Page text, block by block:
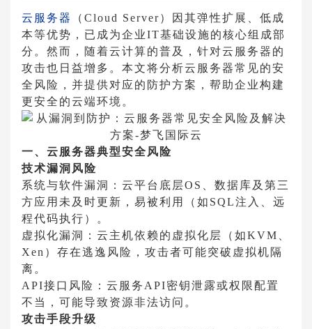
云服务器
（Cloud Server）因其弹性扩展、低成
本等优势，已成为企业IT基础设施的核心组成部
分。然而，随着云计算的普及，针对云服务器的
攻击也日益增多。本文将分析云服务器常见的安
全风险，并提供对应的防护方案，帮助企业构建
更安全的云端环境。
一、云服务器典型安全风险
技术漏洞风险
系统与软件漏洞
：云平台底层OS、数据库及第三
方应用未及时更新，易被利用（如SQL注入、远
程代码执行）。
虚拟化漏洞
：云主机依赖的虚拟化层（如KVM、
Xen）存在逃逸风险，攻击者可能突破虚拟机隔
离。
API接口风险 ：云服务API密钥泄露或权限配置
不当，可能导致资源非法访问。
攻击手段升级